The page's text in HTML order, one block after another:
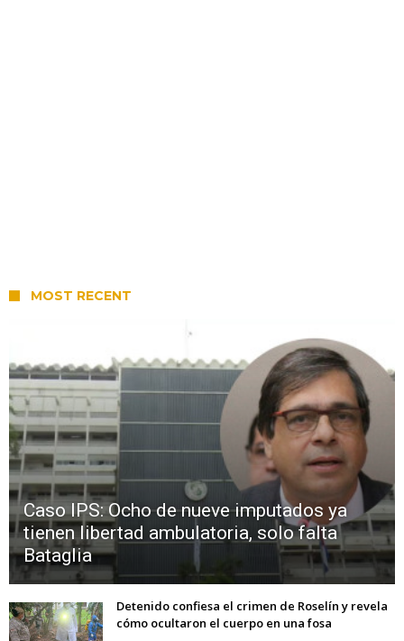
MOST RECENT
Caso IPS: Ocho de nueve imputados ya
tienen libertad ambulatoria, solo falta
Bataglia
Detenido confiesa el crimen de Roselín y revela
cómo ocultaron el cuerpo en una fosa